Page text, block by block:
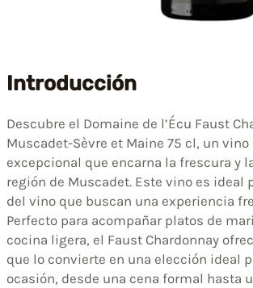
Introducción
Descubre el Domaine de l’Écu Faust
Muscadet-Sèvre et Maine 75 cl, un
excepcional que encarna la frescura y
región de Muscadet. Este vino es ideal
del vino que buscan una experiencia
Perfecto para acompañar platos de
cocina ligera, el Faust Chardonnay
que lo convierte en una elección ideal
ocasión, desde una cena formal hasta